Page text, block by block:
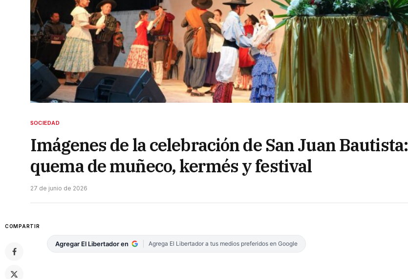
SOCIEDAD
Imágenes de la celebración de San Juan Bautista:
quema de muñeco, kermés y festival
27 de junio de 2026
COMPARTIR
Agregar El Libertador en Agrega El Libertador a tus medios preferidos en Google